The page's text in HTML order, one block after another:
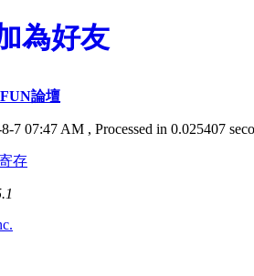
為好友
論壇
7 07:47 AM , Processed in 0.025407
存